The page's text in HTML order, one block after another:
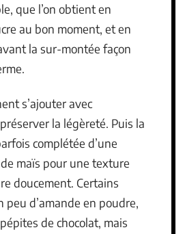
que l’on obtient en
au bon moment, et en
la sur-montée façon
s’ajouter avec
la légèreté. Puis la
complétée d’une
maïs pour une texture
doucement. Certains
peu d’amande en poudre,
de chocolat, mais